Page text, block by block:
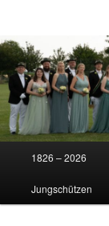
Zum
primären
Zum
sekundären
1826 – 2026
Jungschützen